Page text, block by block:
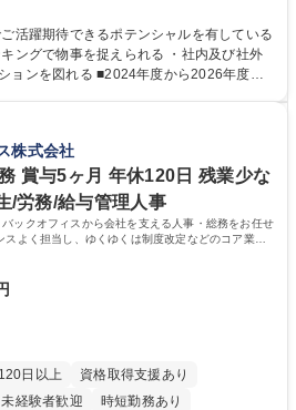
事業部の勤労業務 ■海外に関係する各種業
パス】入社後の配属
いた後、本人の適性及び将来のキャリアを
行います。 【育成】OJTでの現場育成や研
ャル採用
活躍期待できるポテンシャルを有している
ングで物事を捉えられる ・社内及び社外
年度から2026年度ま
ィの不安定化や気候変動による自然災害の
会課題解決の重要性が高まっています。
持続可能な社会の実現に貢献してまいりま
院 大学 語学力： 資格：
株式会社
賞与5ヶ月 年休120日 残業少な
/労務/給与管理人事
ックオフィスから会社を支える人事・総務をお任せ
よく担当し、ゆくゆくは制度改定などのコア業務
す。
日以上
資格取得支援あり
未経験者歓迎
時短勤務あり